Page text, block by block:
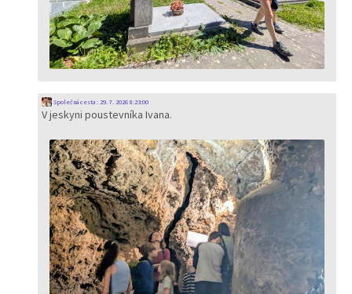
Společná cesta: 29. 7. 2026 8:23:00
V jeskyni poustevníka Ivana.